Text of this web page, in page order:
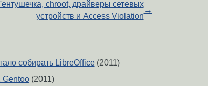
chroot, драйверы сетевых
устройств и Access Violation
→
собирать LibreOffice(2011)
(2011)